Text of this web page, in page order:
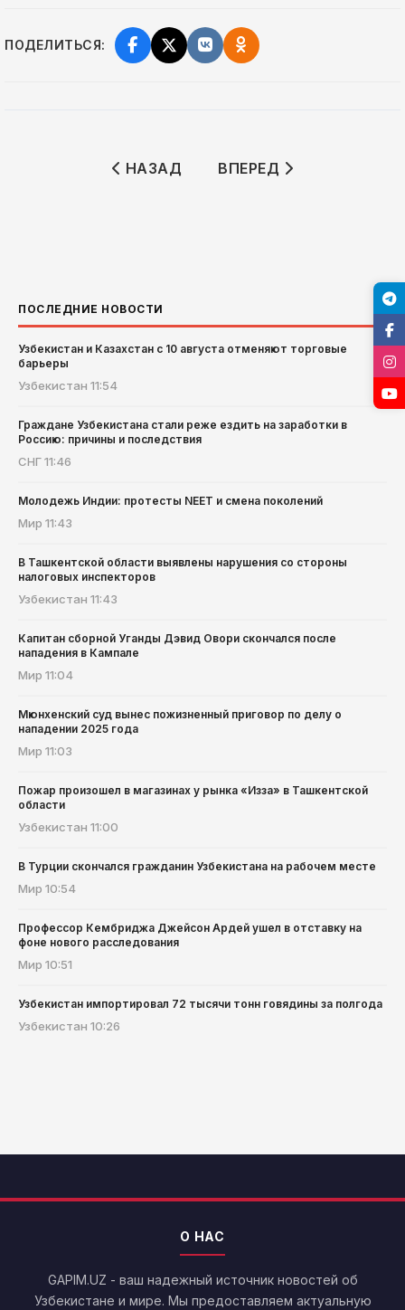
ПОДЕЛИТЬСЯ:
ПРЕДЫДУЩИЙ: РОССИЙСКИЕ
НАЗАД СЛЕДУЮЩИЙ: США
ВПЕРЕД
ПОСЛЕДНИЕ НОВОСТИ
Узбекистан и Казахстан с 10 августа отменяют торговые
барьеры
Узбекистан 11:54
Граждане Узбекистана стали реже ездить на заработки в
Россию: причины и последствия
СНГ11:46
Молодежь Индии: протесты NEET и смена поколений
Мир 11:43
В Ташкентской области выявлены нарушения со стороны
налоговых инспекторов
Узбекистан 11:43
Капитан сборной Уганды Дэвид Овори скончался после
нападения в Кампале
Мир 11:04
Мюнхенский суд вынес пожизненный приговор по делу о
нападении 2025 года
Мир 11:03
Пожар произошел в магазинах у рынка «Изза» в Ташкентской
области
Узбекистан 11:00
В Турции скончался гражданин Узбекистана на рабочем месте
Мир 10:54
Профессор Кембриджа Джейсон Ардей ушел в отставку на
фоне нового расследования
Мир 10:51
Узбекистан импортировал 72 тысячи тонн говядины за полгода
Узбекистан 10:26
О НАС
GAPIM.UZ - ваш надежный источник новостей об
Узбекистане и мире. Мы предоставляем актуальную